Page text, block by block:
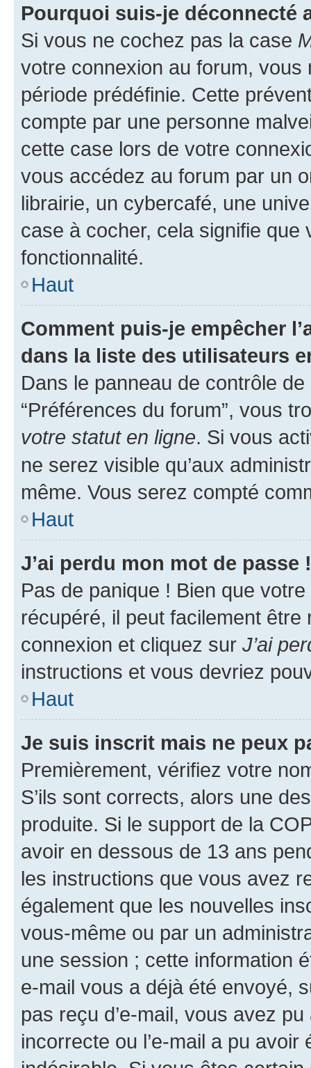
Pourquoi suis-je déconnecté
Si vous ne cochez pas la case
votre connexion au forum,
période prédéfinie. Cette
compte par une personne
cette case lors de votre
vous accédez au forum par un
librairie, un cybercafé, une
case à cocher, cela signifie
fonctionnalité.
Haut
Comment puis-je empêcher
dans la liste des utilisateurs
Dans le panneau de contrôle
“Préférences du forum”, vous
votre statut en ligne. Si vous
ne serez visible qu’aux
même. Vous serez compté
Haut
J’ai perdu mon mot de passe !
Pas de panique ! Bien que
récupéré, il peut facilement
connexion et cliquez sur J’ai
instructions et vous devriez
Haut
Je suis inscrit mais ne peux
Premièrement, vérifiez votre
S’ils sont corrects, alors une
produite. Si le support de la
avoir en dessous de 13 ans
les instructions que vous avez
également que les nouvelles
vous-même ou par un
une session ; cette information
e-mail vous a déjà été envoyé,
pas reçu d’e-mail, vous avez
incorrecte ou l’e-mail a pu